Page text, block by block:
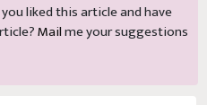
you liked this article and have
Mailme your suggestions